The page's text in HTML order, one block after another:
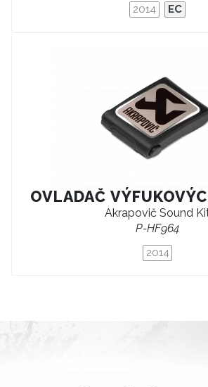
2014 EC
OVLADAČ
Akrapovič Sound
P-HF964
2014